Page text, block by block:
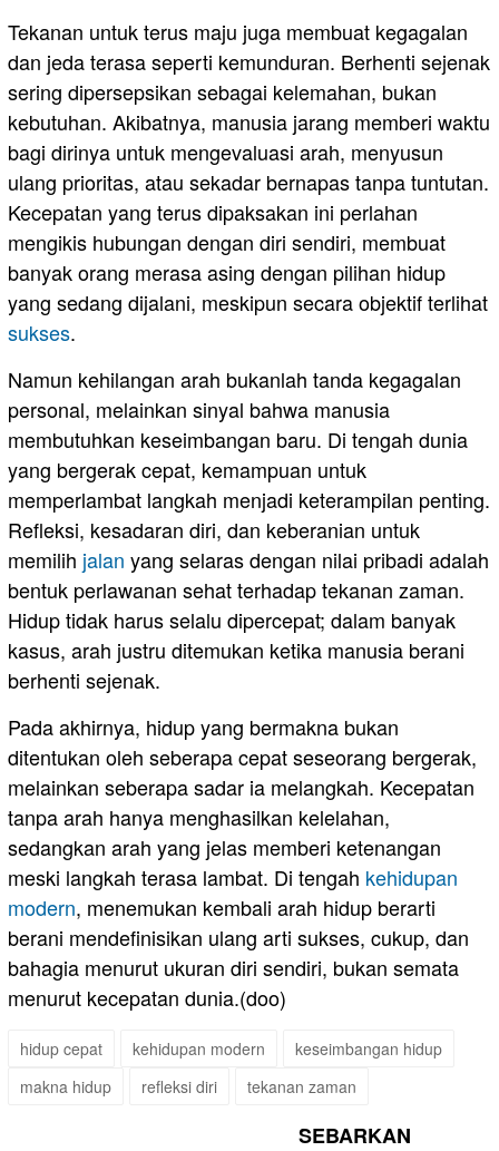
Tekanan untuk terus maju juga membuat kegagalan
dan jeda terasa seperti kemunduran. Berhenti sejenak
sering dipersepsikan sebagai kelemahan, bukan
kebutuhan. Akibatnya, manusia jarang memberi waktu
bagi dirinya untuk mengevaluasi arah, menyusun
ulang prioritas, atau sekadar bernapas tanpa tuntutan.
Kecepatan yang terus dipaksakan ini perlahan
mengikis hubungan dengan diri sendiri, membuat
banyak orang merasa asing dengan pilihan hidup
yang sedang dijalani, meskipun secara objektif terlihat
sukses.
Namun kehilangan arah bukanlah tanda kegagalan
personal, melainkan sinyal bahwa manusia
membutuhkan keseimbangan baru. Di tengah dunia
yang bergerak cepat, kemampuan untuk
memperlambat langkah menjadi keterampilan penting.
Refleksi, kesadaran diri, dan keberanian untuk
memilih jalan yang selaras dengan nilai pribadi adalah
bentuk perlawanan sehat terhadap tekanan zaman.
Hidup tidak harus selalu dipercepat; dalam banyak
kasus, arah justru ditemukan ketika manusia berani
berhenti sejenak.
Pada akhirnya, hidup yang bermakna bukan
ditentukan oleh seberapa cepat seseorang bergerak,
melainkan seberapa sadar ia melangkah. Kecepatan
tanpa arah hanya menghasilkan kelelahan,
sedangkan arah yang jelas memberi ketenangan
meski langkah terasa lambat. Di tengah kehidupan
modern, menemukan kembali arah hidup berarti
berani mendefinisikan ulang arti sukses, cukup, dan
bahagia menurut ukuran diri sendiri, bukan semata
menurut kecepatan dunia.(doo)
hidup cepat kehidupan modern
keseimbangan hidup
makna hidup
refleksi diri tekanan zaman
SEBARKAN